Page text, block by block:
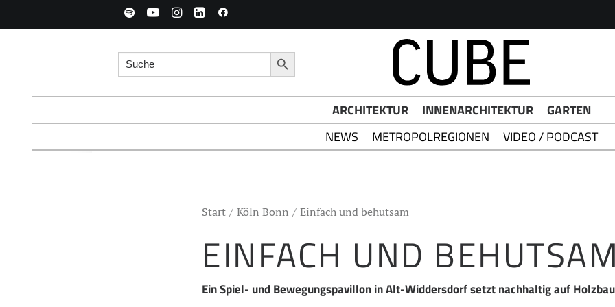
Search for: Search Button
ARCHITEKTUR INNENARCHITEKTUR
GARTEN
NEWS
METROPOLREGIONEN VIDEO / PODCAST
Start Köln Bonn Einfach und behutsam
EINFACH UND BEHUTSAM
Ein Spiel- und Bewegungspavillon in Alt-Widdersdorf setzt nachhaltig auf Holzbau